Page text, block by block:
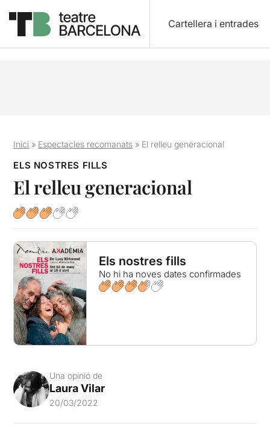
Cartellera i entrades
Inici » Espectacles recomanats » El relleu generacional
ELS NOSTRES FILLS
El relleu generacional
Els nostres fills
No hi ha noves dates confirmades
Una opinió de
Laura Vilar
20/03/2022